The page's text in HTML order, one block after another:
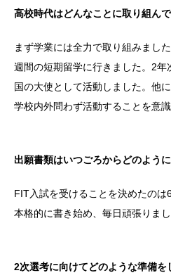
高校時代はどんなことに取り組ん
まず学業には全力で取り組みまし
週間の短期留学に行きました。2
国の大使として活動しました。他
学校内外問わず活動することを意識
出願書類はいつごろからどのよう
FIT入試を受けることを決めたのは
本格的に書き始め、毎日頑張りまし
2次選考に向けてどのような準備を